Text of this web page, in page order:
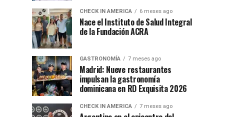
CHECK IN AMERICA 6 meses ago
Nace el Instituto de Salud Integral
de la Fundación ACRA
GASTRONOMÍA 7 meses ago
Madrid: Nueve restaurantes
impulsan la gastronomía
dominicana en RD Exquisita 2026
CHECK IN AMERICA 7 meses ago